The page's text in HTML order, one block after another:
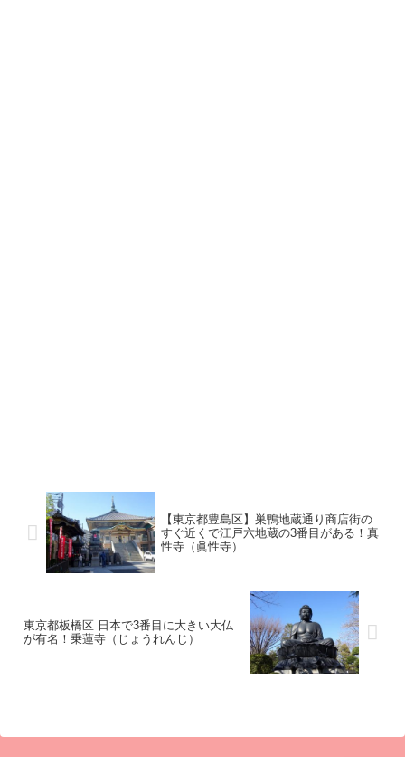
【東京都豊島区】巣鴨地蔵通り商店街の
すぐ近くで江戸六地蔵の3番目がある！真
性寺（眞性寺）
東京都板橋区 日本で3番目に大きい大仏
が有名！乗蓮寺（じょうれんじ）